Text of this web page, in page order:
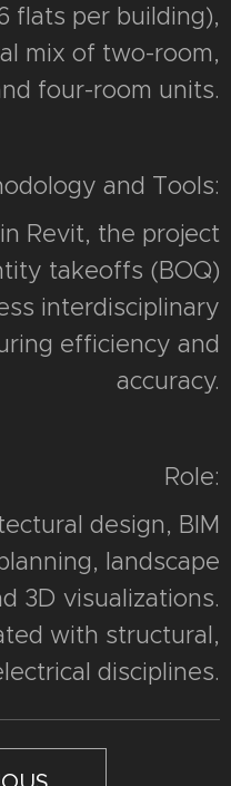
flats per building),
mix of two-room,
four-room units.
and Tools:
Revit, the project
takeoffs (BOQ)
interdisciplinary
efficiency and
accuracy.
Role:
design, BIM
landscape
3D visualizations.
with structural,
disciplines.